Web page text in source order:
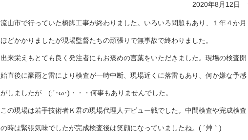
2020年8月12日
流山市で行っていた橋脚工事が終わりました。いろいろ問題もあり、１年４か月
ほどかかりましたが現場監督たちの頑張りで無事故で終わりました。
出来栄えもとても良く発注者にもお褒めの言葉をいただきました。現場の検査開
始直後に豪雨と雷により検査が一時中断、現場近くに落雷もあり、何か嫌な予感
がしましたが (;´･ω･)・・・何事もありませんでした。
この現場は若手技術者Ｋ君の現場代理人デビュー戦でした。中間検査や完成検査
の時は緊張気味でしたが完成検査後は笑顔になっていましたね。( ´艸｀)